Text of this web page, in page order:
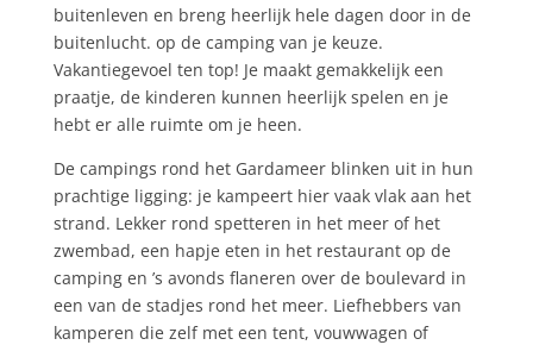
buitenleven en breng heerlijk hele dagen door in de
buitenlucht. op de camping van je keuze.
Vakantiegevoel ten top! Je maakt gemakkelijk een
praatje, de kinderen kunnen heerlijk spelen en je
hebt er alle ruimte om je heen.
De campings rond het Gardameer blinken uit in hun
prachtige ligging: je kampeert hier vaak vlak aan het
strand. Lekker rond spetteren in het meer of het
zwembad, een hapje eten in het restaurant op de
camping en ’s avonds flaneren over de boulevard in
een van de stadjes rond het meer. Liefhebbers van
kamperen die zelf met een tent, vouwwagen of